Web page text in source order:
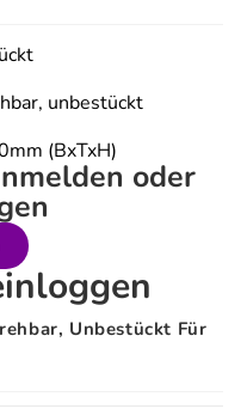
unbestückt
(BxTxH)
oder
Unbestückt Für